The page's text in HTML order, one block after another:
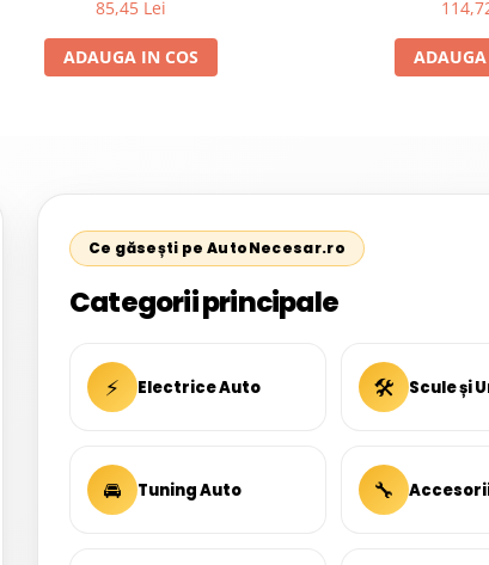
85,45 Lei
ADAUGA IN COS
Ce găsești pe AutoNecesar.ro
Categorii principale
⚡ Electrice Auto 🛠 Scule și
🚘 Tuning Auto 🔧